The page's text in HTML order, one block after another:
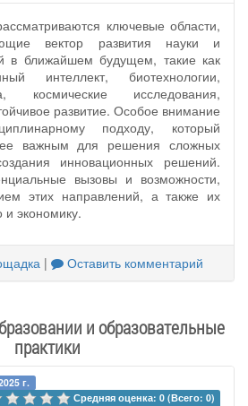
ключевые области,
вектор развития науки и
в ближайшем будущем, такие как
интеллект, биотехнологии,
космические исследования,
развитие. Особое внимание
подходу, который
важным для решения сложных
инновационных решений.
вызовы и возможности,
этих направлений, а также их
экономику.
| Оставить комментарий
и образовательные
практики
г.
Средняя оценка: 0 (Всего: 0)